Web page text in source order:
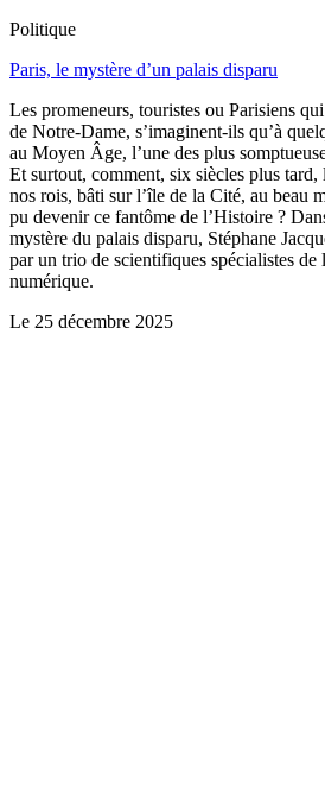
Politique
Paris, le mystère d’un palais disparu
Les promeneurs, touristes ou Parisiens
de Notre-Dame, s’imaginent-ils qu’à
au Moyen Âge, l’une des plus
Et surtout, comment, six siècles plus
nos rois, bâti sur l’île de la Cité, au beau
pu devenir ce fantôme de l’Histoire ?
mystère du palais disparu, Stéphane
par un trio de scientifiques spécialistes de
numérique.
Le 25 décembre 2025